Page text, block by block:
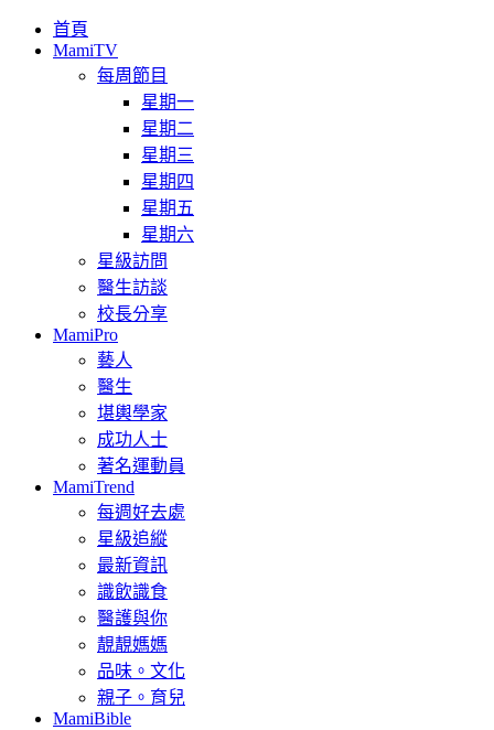
首頁
MamiTV
每周節目
星期一
星期二
星期三
星期四
星期五
星期六
星級訪問
醫生訪談
校長分享
MamiPro
藝人
醫生
堪輿學家
成功人士
著名運動員
MamiTrend
每週好去處
星級追縱
最新資訊
識飲識食
醫護與你
靚靚媽媽
品味。文化
親子。育兒
MamiBible